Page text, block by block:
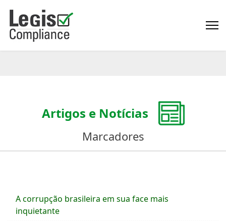
Artigos e Notícias
Marcadores
A corrupção brasileira em sua face mais
inquietante